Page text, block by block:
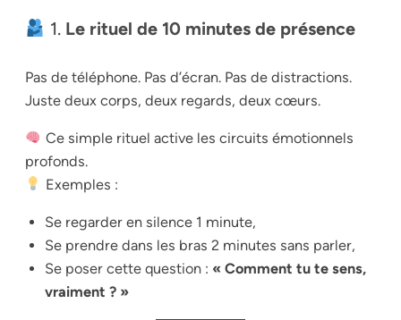
1. Le rituel de 10 minutes de présence
Pas de téléphone. Pas d’écran. Pas de distractions.
Juste deux corps, deux regards, deux cœurs.
Ce simple rituel active les circuits émotionnels
profonds.
Exemples :
Se regarder en silence 1 minute,
Se prendre dans les bras 2 minutes sans parler,
Se poser cette question : « Comment tu te sens,
vraiment ? »